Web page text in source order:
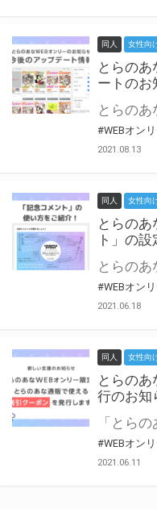
同人 女性向
とらの
ートのお
#WEBオン
2021.08.13
同人 女性向
とらのあ
ト」の
#WEBオン
2021.06.18
同人 女性向
とらのあ
行のお知
#WEBオン
2021.06.11